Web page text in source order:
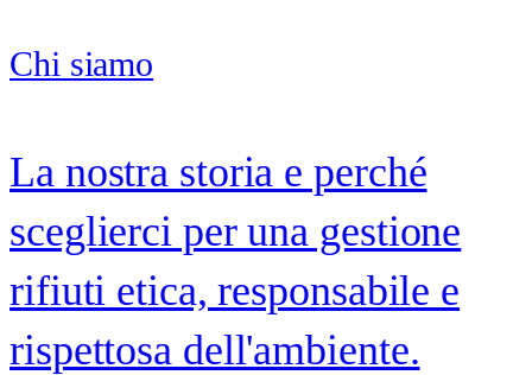
Chi siamo
La nostra storia e perché
sceglierci per una gestione
rifiuti etica, responsabile e
rispettosa dell'ambiente.